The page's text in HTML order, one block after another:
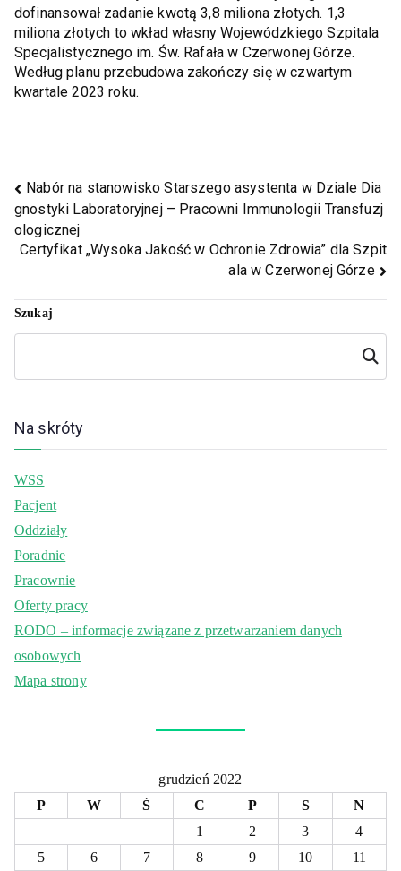
dofinansował zadanie kwotą 3,8 miliona złotych. 1,3
miliona złotych to wkład własny Wojewódzkiego Szpitala
Specjalistycznego im. Św. Rafała w Czerwonej Górze.
Według planu przebudowa zakończy się w czwartym
kwartale 2023 roku.
Nabór na stanowisko Starszego asystenta w Dziale Dia
gnostyki Laboratoryjnej – Pracowni Immunologii Transfuzj
ologicznej
Certyfikat „Wysoka Jakość w Ochronie Zdrowia” dla Szpit
ala w Czerwonej Górze
Szukaj
Szukaj
Na skróty
WSS
Pacjent
Oddziały
Poradnie
Pracownie
Oferty pracy
RODO – informacje związane z przetwarzaniem danych
osobowych
Mapa strony
grudzień 2022
P
W Ś C P S
N
1
2 3
4
5
6 7 8 9 10
11